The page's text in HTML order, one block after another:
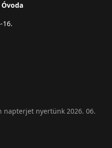
16.
napterjet nyertünk 2026. 06.